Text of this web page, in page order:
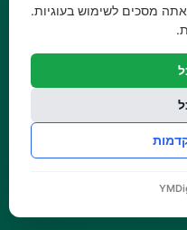
דשנים
סינטטי ואביזרים
והנעלה
לחצר ולגינה
כיסוח
מסכים לשימוש בעוגיות.